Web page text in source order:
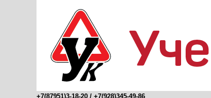
+7(87951)3-18-20 / +7(928)345-49-86